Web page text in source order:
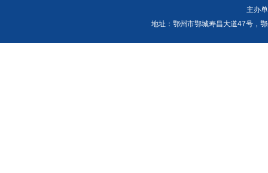
主办
地址：鄂州市鄂城寿昌大道47号，